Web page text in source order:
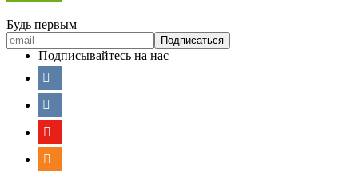
Будь первым
Подписывайтесь на нас